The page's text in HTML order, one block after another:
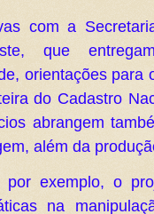
com a
que
orientações para
do Cadastro
abrangem
além da
exemplo, o
na